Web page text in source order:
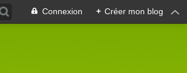
Connexion + Créer mon blog